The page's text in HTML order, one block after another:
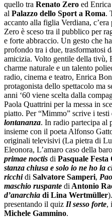
quello tra Renato Zero ed
al Palazzo dello Sport a Roma.
accanto alla figlia Verdiana,
Zero è sceso tra il pubblico per
e forte abbraccio. Un gesto che
profondo tra i due, trasformatosi
amicizia. Volto gentile della tivù,
charme naturale e un talento
radio, cinema e teatro, Enrica
protagonista dello spettacolo ma
anni ‘60 viene scelta dalla
Paola Quattrini per la messa in
piatto. Per “Mimmo” scrive i testi
lontananza. In radio partecipa al
insieme con il poeta Alfonso
originali televisivi (La pietra di
Eleonora, L’amaro caso della
primae noctis di Pasquale Festa
stanza chiusa e solo io ne ho la
ricchidi Salvatore Samperi,
maschio ruspante di Antonio
d’anarchia di Lina Wertmüller
presentando il quiz Il sesso forte,
Michele Gammino.